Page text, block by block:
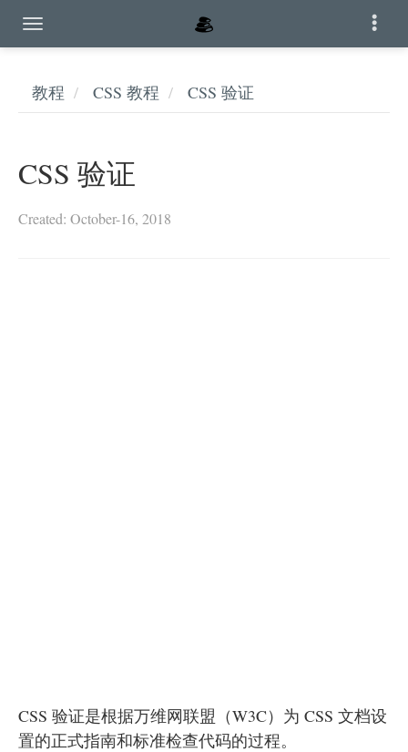
教程 CSS 教程 CSS 验证
CSS 验证
Created: October-16, 2018
CSS 验证是根据万维网联盟（W3C）为 CSS 文档设
置的正式指南和标准检查代码的过程。